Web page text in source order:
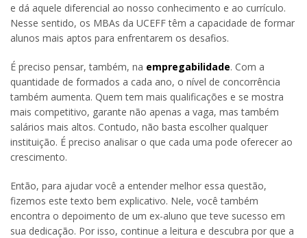
e dá aquele diferencial ao nosso conhecimento e ao currículo.
Nesse sentido, os MBAs da UCEFF têm a capacidade de formar
alunos mais aptos para enfrentarem os desafios.
É preciso pensar, também, na empregabilidade. Com a
quantidade de formados a cada ano, o nível de concorrência
também aumenta. Quem tem mais qualificações e se mostra
mais competitivo, garante não apenas a vaga, mas também
salários mais altos. Contudo, não basta escolher qualquer
instituição. É preciso analisar o que cada uma pode oferecer ao
crescimento.
Então, para ajudar você a entender melhor essa questão,
fizemos este texto bem explicativo. Nele, você também
encontra o depoimento de um ex-aluno que teve sucesso em
sua dedicação. Por isso, continue a leitura e descubra por que a